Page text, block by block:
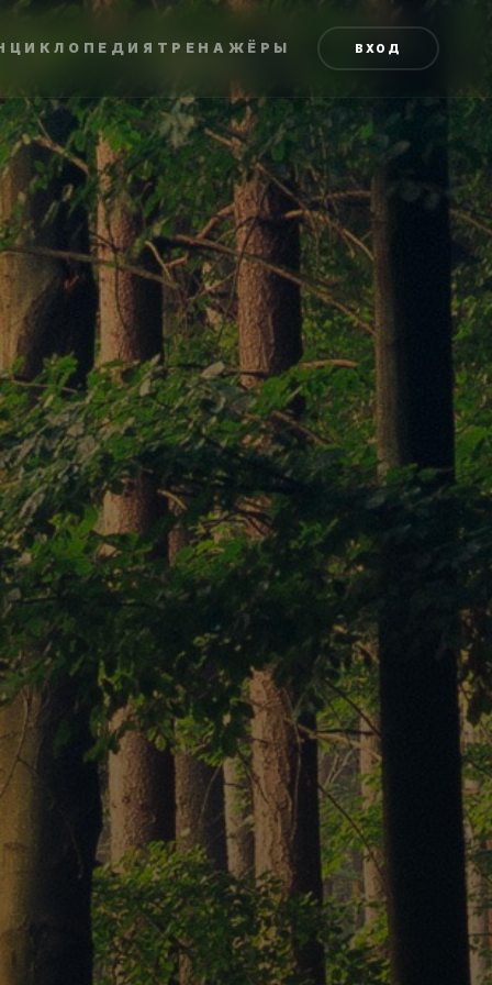
ТРЕНАЖЁРЫ ВХОД